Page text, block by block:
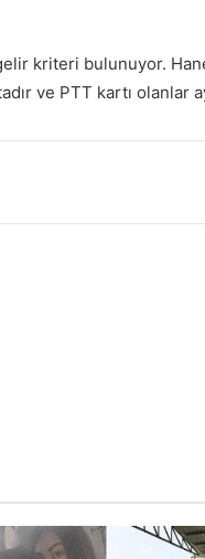
kriteri bulunuyor.
ve PTT kartı